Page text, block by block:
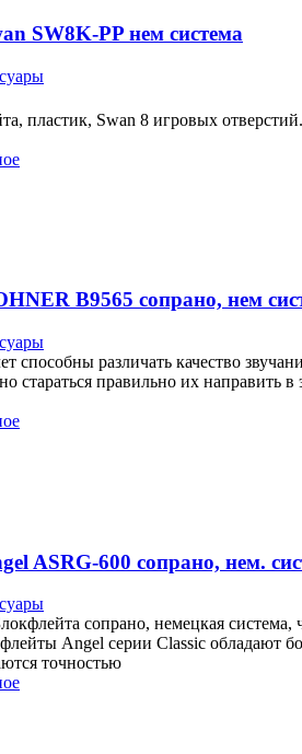
SW8K-PP нем система
пластик, Swan 8 игровых отверстий.
B9565 сопрано, нем
способны различать качество
стараться правильно их направить в
ASRG-600 сопрано, нем.
сопрано, немецкая система,
Angel серии Classic обладают
точностью